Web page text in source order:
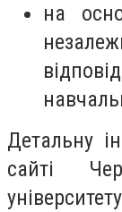
на
Детальну
сайті